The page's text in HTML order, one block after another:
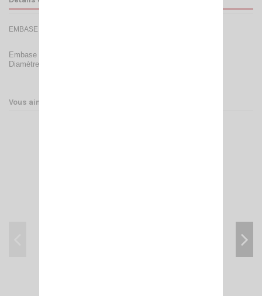
EMBASE NE PL (low profile)
Embase à perçage pour le montage des antennes PL.
Diamètre de perçage : 10 mm
Vous aimerez aussi